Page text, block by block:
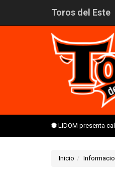
Toros del Este
LIDOM presenta
Inicio